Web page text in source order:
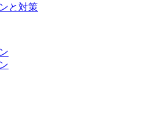
と対策